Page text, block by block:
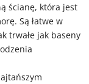
ścianę, która jest
Są łatwe w
trwałe jak baseny